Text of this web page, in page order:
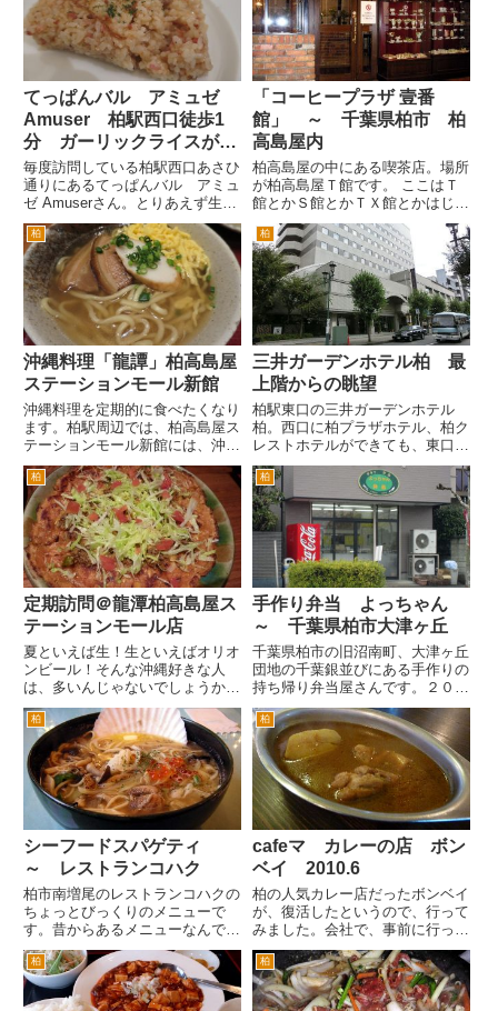
だ左のビルの２階です。１階は、
柏で有名なカレーボンベイで
す。...
るためゆっくり食事を楽しむこ
と...
てっぱんバル アミュゼ
Amuser 柏駅西口徒歩1
分 ガーリックライスが美
味
毎度訪問している柏駅西口あさひ
通りにあるてっぱんバル アミュ
ゼ Amuserさん。とりあえず生ビ
ール。 最近ホールのおねえさん
が定着してきたようです。なかな
かユニークで、ひとなつっこい感
じの子でお店の雰囲気に合ってい
ると思います。 シンプル...
「コーヒープラザ 壹番
館」 ～ 千葉県柏市 柏
高島屋内
柏高島屋の中にある喫茶店。場所
が柏高島屋Ｔ館です。 ここはＴ
館とかＳ館とかＴＸ館とかはじめ
ていく人には大変わかりづらいん
です。要するに専門店街じゃなく
て、いわゆるデパートの高島屋の
中にある喫茶店です。 場所が面
白くて、３階と２階の中間にあ
り...
柏
沖縄料理「龍譚」柏高島屋
ステーションモール新館
沖縄料理を定期的に食べたくなり
ます。柏駅周辺では、柏高島屋ス
テーションモール新館には、沖縄
羅料理専門店「龍潭」がありま
す。他にも沖縄料理のお店はある
のですが、ここの方が比較的喫煙
者が少ない印象なので。 分煙
じゃない居酒屋で、たばこモクモ
ク...
柏
三井ガーデンホテル柏 最
上階からの眺望
柏駅東口の三井ガーデンホテル
柏。西口に柏プラザホテル、柏ク
レストホテルができても、東口で
は、一番高級なホテルです。 そ
の三井ガーデンホテル柏の最上階
は、９階です。３０階建の柏タワ
ーができて、高さではそれほどで
もなくなってしまいました。 ９
階...
柏
定期訪問＠龍潭柏高島屋ス
テーションモール店
夏といえば生！生といえばオリオ
ンビール！そんな沖縄好きな人
は、多いんじゃないでしょうか。
やはりオリオンの生は、うまい！
オリオン生を飲みたいならば沖縄
料理のお店が、てっとりばやいで
すね。龍潭柏高島屋ステーション
モール店にきました。 まず
は、...
柏
手作り弁当 よっちゃん
～ 千葉県柏市大津ヶ丘
千葉県柏市の旧沼南町、大津ヶ丘
団地の千葉銀並びにある手作りの
持ち帰り弁当屋さんです。２００
７年に柏ぐるめ掲示板に「てぃば
ぁさん」から 「お弁当でいつも
ご飯がたっぷりな・・多めといっ
た感でしょうか。素朴なお弁当屋
さんがあります。おばちゃん2
人...
柏
シーフードスパゲティ
～ レストランコハク
柏市南増尾のレストランコハクの
ちょっとびっくりのメニューで
す。昔からあるメニューなんです
が、シーフードスパゲティです。
今から思えばスープスパゲティが
流行る前からこちらは、スープの
中にスパゲティが入っているもの
柏
cafeマ カレーの店 ボン
ベイ 2010.6
柏の人気カレー店だったボンベイ
が、復活したというので、行って
みました。会社で、事前に行った
ひとから場所を聞いて、情報収
集。 しかし、誰に聞いても、い
まひとつ場所が、よくわからな
い。 というのも道路じゃない私
柏 柏